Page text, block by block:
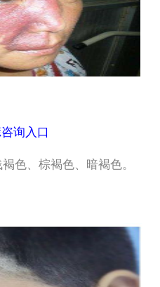
询入口
色、棕褐色、暗褐色。